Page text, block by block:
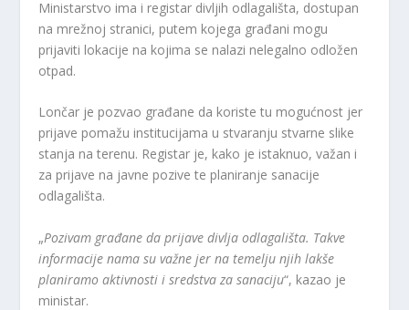
Ministarstvo ima i registar divljih odlagališta, dostupan
na mrežnoj stranici, putem kojega građani mogu
prijaviti lokacije na kojima se nalazi nelegalno odložen
otpad.
Lončar je pozvao građane da koriste tu mogućnost jer
prijave pomažu institucijama u stvaranju stvarne slike
stanja na terenu. Registar je, kako je istaknuo, važan i
za prijave na javne pozive te planiranje sanacije
odlagališta.
„Pozivam građane da prijave divlja odlagališta. Takve
informacije nama su važne jer na temelju njih lakše
planiramo aktivnosti i sredstva za sanaciju“, kazao je
ministar.